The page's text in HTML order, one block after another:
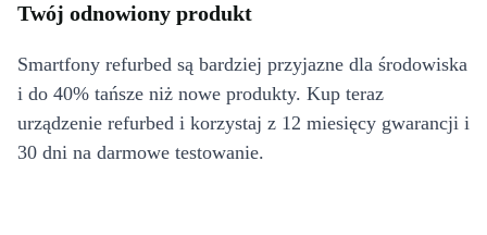
Twój odnowiony produkt
Smartfony refurbed są bardziej przyjazne dla środowiska
i do 40% tańsze niż nowe produkty. Kup teraz
urządzenie refurbed i korzystaj z 12 miesięcy gwarancji i
30 dni na darmowe testowanie.